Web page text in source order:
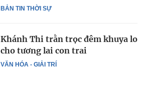
BẢN TIN THỜI SỰ
VĂN HÓA - GIẢI TRÍ
Khánh Thi trằn trọc đêm khuya lo
cho tương lai con trai